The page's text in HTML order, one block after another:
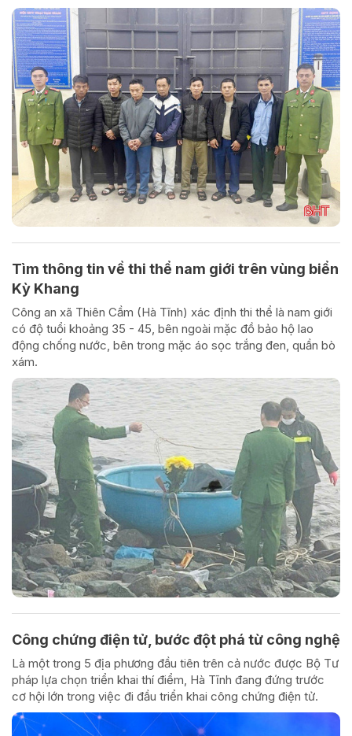
Tìm thông tin về thi thể nam giới trên vùng biển
Kỳ Khang
Công an xã Thiên Cầm (Hà Tĩnh) xác định thi thể là nam giới
có độ tuổi khoảng 35 - 45, bên ngoài mặc đồ bảo hộ lao
động chống nước, bên trong mặc áo sọc trắng đen, quần bò
xám.
Công chứng điện tử, bước đột phá từ công nghệ
Là một trong 5 địa phương đầu tiên trên cả nước được Bộ Tư
pháp lựa chọn triển khai thí điểm, Hà Tĩnh đang đứng trước
cơ hội lớn trong việc đi đầu triển khai công chứng điện tử.